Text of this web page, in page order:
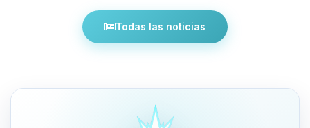
Todas las noticias